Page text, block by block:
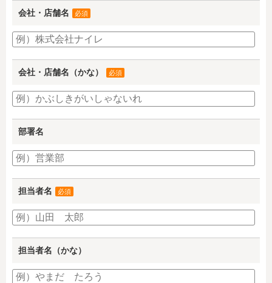
会社・店舗名 必須
会社・店舗名（かな） 必須
部署名
担当者名 必須
担当者名（かな）